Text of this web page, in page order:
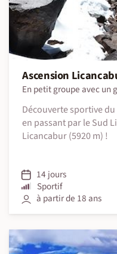
Ascension
En petit groupe avec un
Découverte sportive
en passant par le Sud
Licancabur (5920 m) !
14 jours
Sportif
à partir de 18 ans